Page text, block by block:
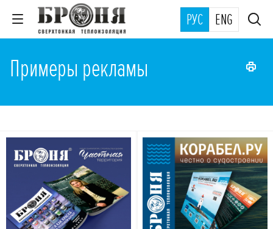
РУС ENG
Примеры рекламы
Подробнее Подробнее